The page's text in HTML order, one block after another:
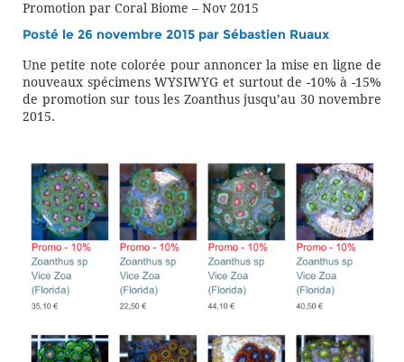
Promotion par Coral Biome – Nov 2015
Posté le 26 novembre 2015 par Sébastien Ruaux
Une petite note colorée pour annoncer la mise en ligne de
nouveaux spécimens WYSIWYG et surtout de -10% à -15%
de promotion sur tous les Zoanthus jusqu’au 30 novembre
2015.